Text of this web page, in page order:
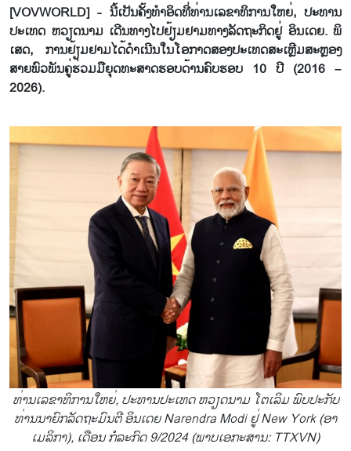
[VOVWORLD] - ນີ້​ເປັນ​ຄັ້ງ​ທຳ​ອິດ​ທີ່​ທ່ານເລ​ຂາ​ທິ​ການ​ໃຫຍ່, ປະ​ທານ
ປະ​ເທດ ຫວຽດ​ນາມ ເດີນ​ທາງ​ໄປ​ຢ້ຽມ​ຢາມ​ທາງ​ລັດ​ຖະ​ກິດ​ຢູ່ ອິນ​ເດຍ. ພິ​
ເສດ, ການ​ຢ້ຽມ​ຢາມ​ໄດ້​ດຳ​ເນີນ​ໃນ​ໂອ​ກາດ​ສອງ​ປະ​ເທດ​ສະ​ເຫຼີມ​ສະຫຼອງ​
ສາຍ​ພົວ​ພັນ​ຄູ່​ຮ່ວມ​ມື​ຍຸດ​ທະ​ສາດ​ຮອບ​ດ້ານຄົບ​ຮອບ 10 ປີ (2016 –
2026).
ທ່ານ​ເລ​ຂາ​ທິ​ການ​ໃຫຍ່, ປະ​ທານ​ປະ​ເທດ​ ຫວຽດ​ນາມ ໂຕ​ເລິມ ພົບ​ປະ​ກັບ​
ທ່ານ​ນາ​ຍົກ​ລັດ​ຖະ​ມົນ​ຕີ ອິນ​ເດຍ Narendra Modi ຢູ່ New York (ອາ​
ເມ​ລິ​ກາ), ເດືອນ ກໍ​ລະ​ກົດ 9/2024 (ພາບ​ເອ​ກະ​ສານ: TTXVN)